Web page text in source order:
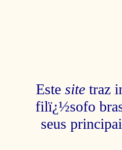
Este site traz
filï¿½sofo
seus